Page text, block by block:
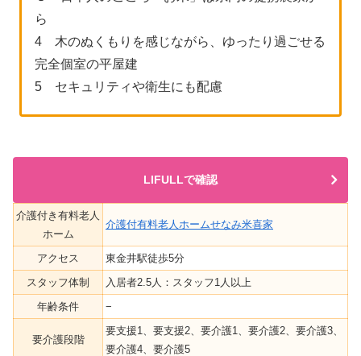
ら
4 木のぬくもりを感じながら、ゆったり過ごせる
完全個室の平屋建
5 セキュリティや衛生にも配慮
LIFULLで確認
介護付き有料老人
ホーム
介護付有料老人ホームせなみ米喜家
アクセス
東金井駅徒歩5分
スタッフ体制
入居者2.5人：スタッフ1人以上
年齢条件
−
要介護段階
要支援1、要支援2、要介護1、要介護2、要介護3、
要介護4、要介護5